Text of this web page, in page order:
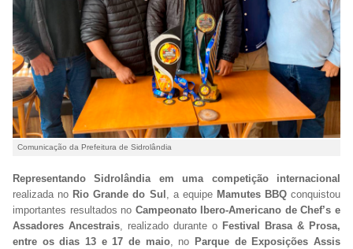
Comunicação da Prefeitura de Sidrolândia
Representando Sidrolândia em uma competição internacional
realizada no Rio Grande do Sul , a equipe Mamutes BBQconquistou
importantes resultados no Campeonato Ibero-Americano de Chef’s e
Assadores Ancestrais, realizado durante o Festival Brasa & Prosa,
entre os dias 13 e 17 de maio, no Parque de Exposições Assis